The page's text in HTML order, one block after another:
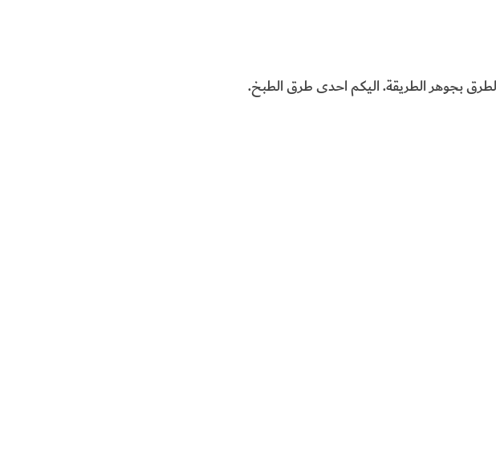
بجوهر الطريقة. اليكم احدى طرق الطبخ.